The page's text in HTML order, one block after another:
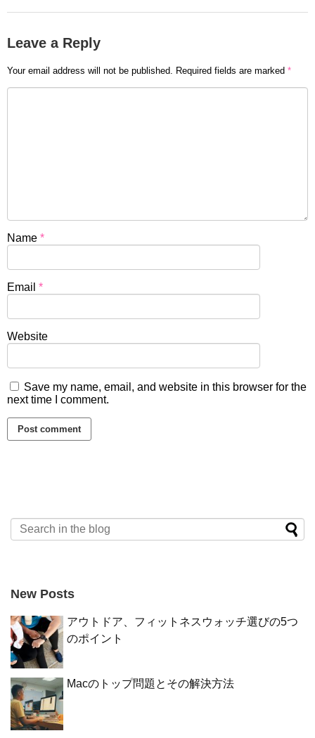
Leave a Reply
Your email address will not be published. Required fields are marked *
Name *
Email *
Website
Save my name, email, and website in this browser for the
next time I comment.
New Posts
アウトドア、フィットネスウォッチ選びの5つ
のポイント
Macのトップ問題とその解決方法